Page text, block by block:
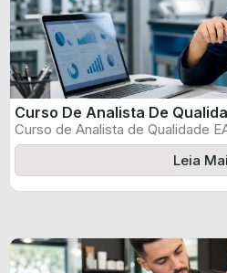
Curso De Analista De
Curso de Analista de Qualidade
certificado informado pelo
Leia